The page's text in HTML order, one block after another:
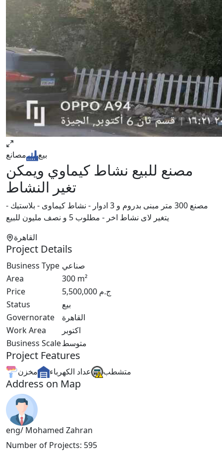
بيع مصانع
مصنع للبيع نشاط كيماوي ويمكن
تغير النشاط
مصنع 300 متر مبنى بدروم و 3 ادوار - نشاط كيماوى - بلاستيك -
يتغير لاى نشاط اخر - مطلوب 5 و نصف مليون للبيع
القاهرة
Project Details
Business Type صناعي
Area
300 m²
Price
5,500,000 ج.م
Status
بيع
Governorate
القاهرة
Work Area
اكتوبر
Business Scaleمتوسط
Project Features
متشطب عداد الكهرباء مخزن
Address on Map
eng/ Mohamed Zahran
Number of Projects: 595